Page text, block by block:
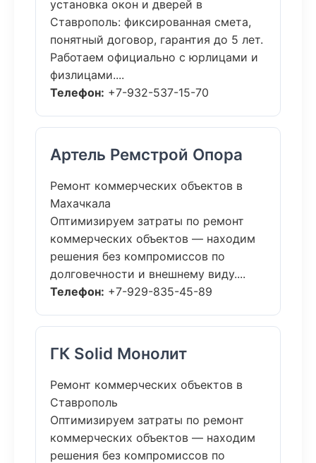
установка окон и дверей в
Ставрополь: фиксированная смета,
понятный договор, гарантия до 5 лет.
Работаем официально с юрлицами и
физлицами....
Телефон: +7-932-537-15-70
Артель Ремстрой Опора
Ремонт коммерческих объектов в
Махачкала
Оптимизируем затраты по ремонт
коммерческих объектов — находим
решения без компромиссов по
долговечности и внешнему виду....
Телефон: +7-929-835-45-89
ГК Solid Монолит
Ремонт коммерческих объектов в
Ставрополь
Оптимизируем затраты по ремонт
коммерческих объектов — находим
решения без компромиссов по